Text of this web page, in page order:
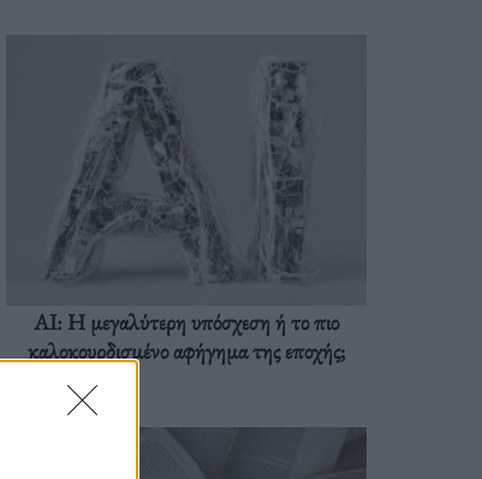
AI: Η μεγαλύτερη υπόσχεση ή το πιο
καλοκουρδισμένο αφήγημα της εποχής;